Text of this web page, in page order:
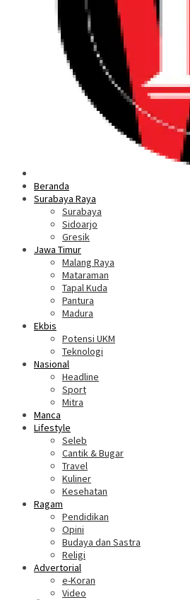
Beranda
Surabaya Raya
Surabaya
Sidoarjo
Gresik
Jawa Timur
Malang Raya
Mataraman
Tapal Kuda
Pantura
Madura
Ekbis
Potensi UKM
Teknologi
Nasional
Headline
Sport
Mitra
Manca
Lifestyle
Seleb
Cantik & Bugar
Travel
Kuliner
Kesehatan
Ragam
Pendidikan
Opini
Budaya dan Sastra
Religi
Advertorial
e-Koran
Video